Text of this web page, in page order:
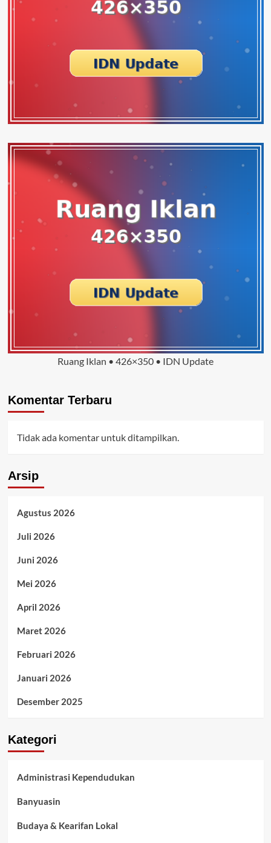
Ruang Iklan • 426×350 • IDN Update
Komentar Terbaru
Tidak ada komentar untuk ditampilkan.
Arsip
Agustus 2026
Juli 2026
Juni 2026
Mei 2026
April 2026
Maret 2026
Februari 2026
Januari 2026
Desember 2025
Kategori
Administrasi Kependudukan
Banyuasin
Budaya & Kearifan Lokal